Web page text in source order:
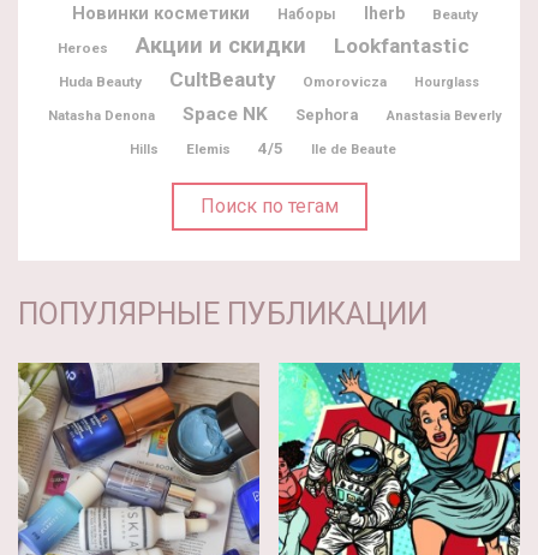
Новинки косметики Наборы Iherb
Beauty
Heroes
Акции и скидки Lookfantastic
Huda Beauty CultBeauty Omorovicza Hourglass
Natasha Denona Space NK Sephora Anastasia Beverly
Hills Elemis 4/5 Ile de Beaute
Поиск по тегам
ПОПУЛЯРНЫЕ ПУБЛИКАЦИИ